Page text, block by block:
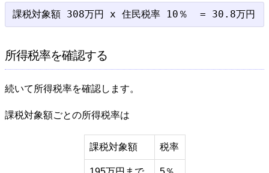
所得税率を確認する
続いて所得税率を確認します。
課税対象額ごとの所得税率は
課税対象額 税率